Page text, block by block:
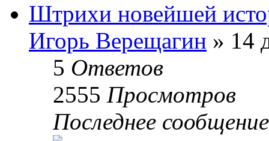
Штрихи новейшей
Игорь Верещагин » 14
5 Ответов
2555 Просмотров
Последнее